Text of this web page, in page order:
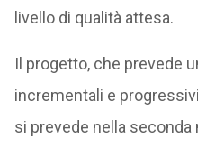
livello di qualità attesa.
Il progetto, che prevede
incrementali e
si prevede nella seconda